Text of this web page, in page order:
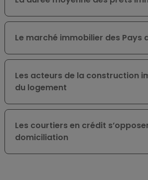
Le marché immobilier des
Les acteurs de la construction
du logement
Les courtiers en crédit
domiciliation